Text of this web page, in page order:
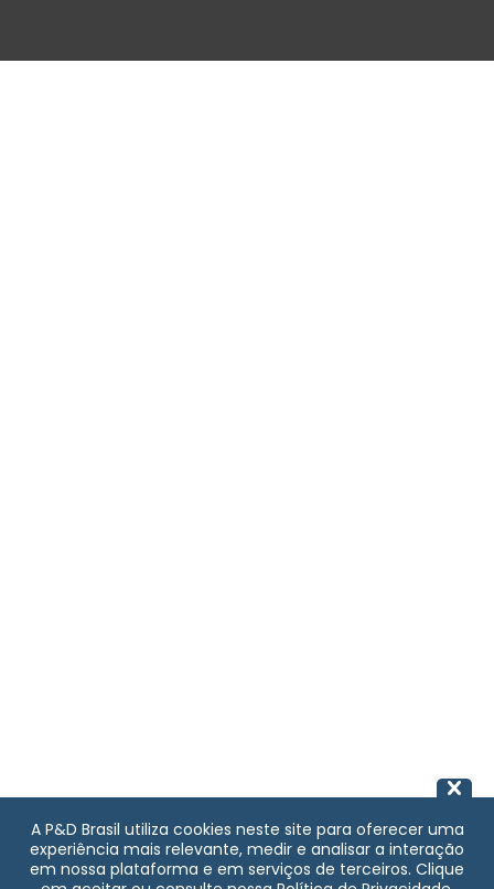
A P&D Brasil utiliza cookies neste site para oferecer uma
experiência mais relevante, medir e analisar a interação
em nossa plataforma e em serviços de terceiros. Clique